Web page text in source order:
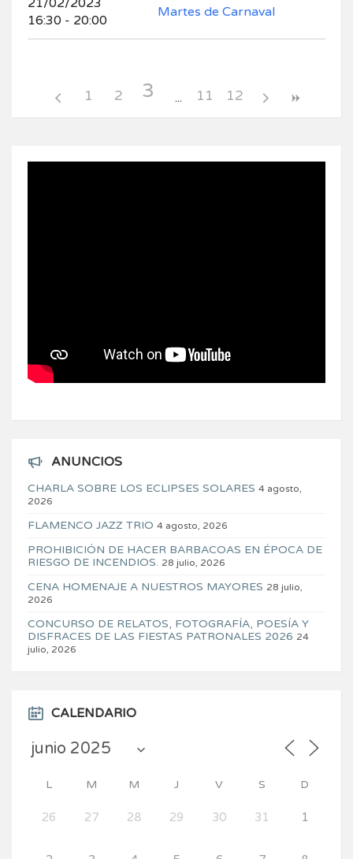
21/02/2023
16:30 - 20:00
Martes de Carnaval
1 2 3 11 12
ANUNCIOS
CHARLA SOBRE LOS ECLIPSES SOLARES 4 agosto,
2026
FLAMENCO JAZZ TRIO 4 agosto, 2026
PROHIBICIÓN DE HACER BARBACOAS EN ÉPOCA DE
RIESGO DE INCENDIOS. 28 julio, 2026
CENA HOMENAJE A NUESTROS MAYORES 28 julio,
2026
CONCURSO DE RELATOS, FOTOGRAFÍA, POESÍA Y
DISFRACES DE LAS FIESTAS PATRONALES 2026 24
julio, 2026
CALENDARIO
L M M J V S D
26 27 28 29 30 31 1